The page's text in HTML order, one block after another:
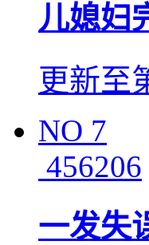
儿媳妇
更新至
NO 7
456206
一发失